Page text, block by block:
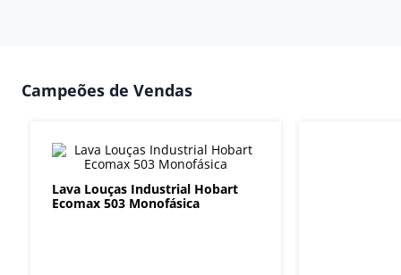
Campeões de Vendas
Lava Louças Industrial Hobart
Ecomax 503 Monofásica